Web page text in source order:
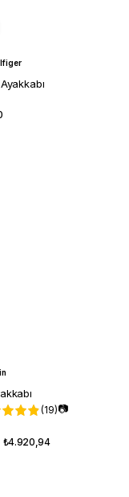
(19)📷
₺4.920,94